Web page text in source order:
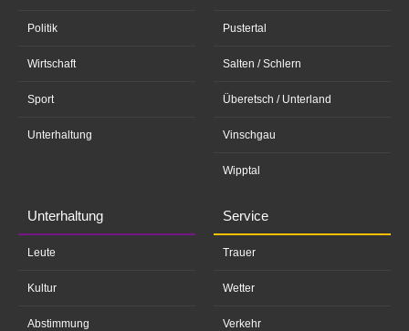
Politik
Wirtschaft
Sport
Unterhaltung
Pustertal
Salten / Schlern
Überetsch / Unterland
Vinschgau
Wipptal
Unterhaltung
Leute
Kultur
Abstimmung
Service
Trauer
Wetter
Verkehr